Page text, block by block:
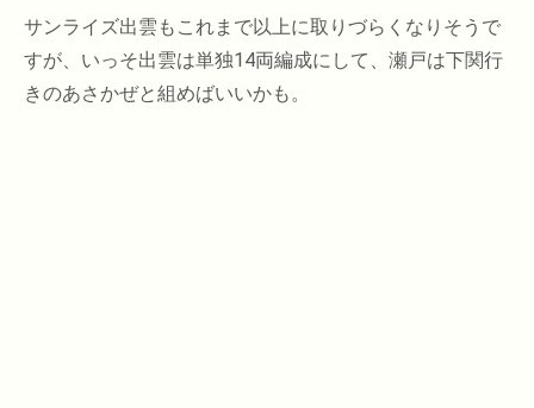
サンライズ出雲もこれまで以上に取りづらくなりそうで
すが、いっそ出雲は単独14両編成にして、瀬戸は下関行
きのあさかぜと組めばいいかも。